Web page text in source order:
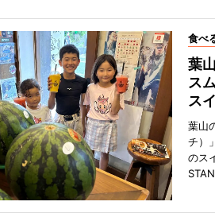
食べ
葉
ス
ス
葉山
チ）
のス